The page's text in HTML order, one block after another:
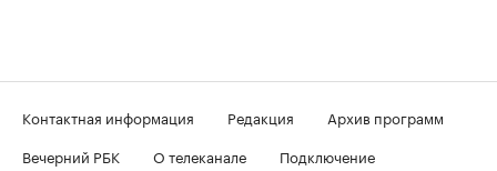
Контактная информация Редакция
Архив программ
Вечерний РБК
О телеканале
Подключение